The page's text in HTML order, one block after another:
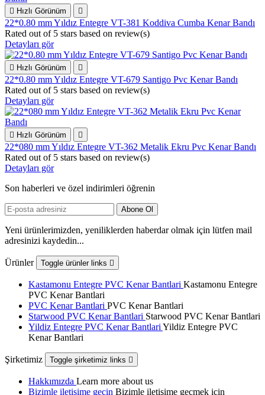
 Hızlı Görünüm 
22*0.80 mm Yıldız Entegre VT-381 Koddiva Cumba Kenar Bandı
Rated out of 5 stars based on review(s)
Detayları gör
 Hızlı Görünüm 
22*0.80 mm Yıldız Entegre VT-679 Santigo Pvc Kenar Bandı
Rated out of 5 stars based on review(s)
Detayları gör
 Hızlı Görünüm 
22*080 mm Yıldız Entegre VT-362 Metalik Ekru Pvc Kenar Bandı
Rated out of 5 stars based on review(s)
Detayları gör
Son haberleri ve özel indirimleri öğrenin
Yeni ürünlerimizden, yeniliklerden haberdar olmak için lütfen mail
adresinizi kaydedin...
Ürünler Toggle ürünler links 
Kastamonu Entegre PVC Kenar Bantlari Kastamonu Entegre
PVC Kenar Bantlari
PVC Kenar Bantlari PVC Kenar Bantlari
Starwood PVC Kenar Bantlari Starwood PVC Kenar Bantlari
Yildiz Entegre PVC Kenar Bantlari Yildiz Entegre PVC
Kenar Bantlari
Şirketimiz Toggle şirketimiz links 
Hakkımızda Learn more about us
Bizimle iletişime geçin Bizimle iletişime geçmek için